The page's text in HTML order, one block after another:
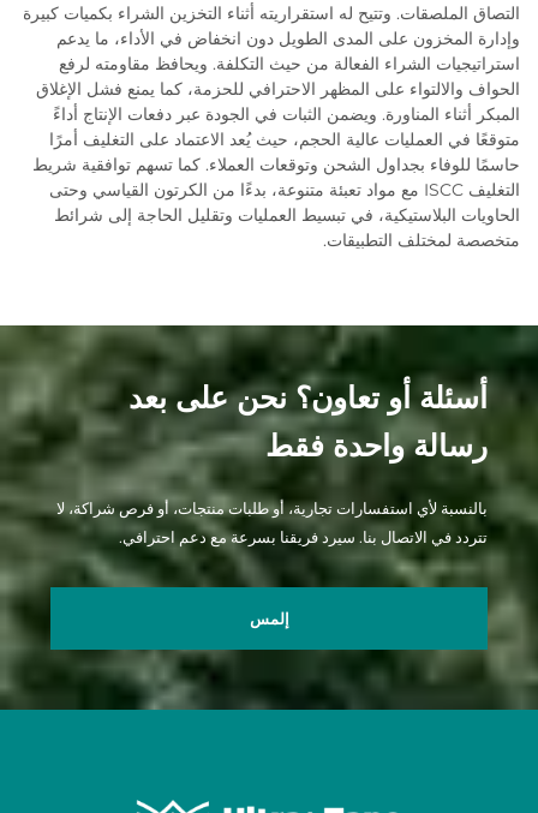
التصاق الملصقات. وتتيح له استقراريته أثناء التخزين الشراء بكميات كبيرة
وإدارة المخزون على المدى الطويل دون انخفاض في الأداء، ما يدعم
استراتيجيات الشراء الفعالة من حيث التكلفة. ويحافظ مقاومته لرفع
الحواف والالتواء على المظهر الاحترافي للحزمة، كما يمنع فشل الإغلاق
المبكر أثناء المناورة. ويضمن الثبات في الجودة عبر دفعات الإنتاج أداءً
متوقعًا في العمليات عالية الحجم، حيث يُعد الاعتماد على التغليف أمرًا
حاسمًا للوفاء بجداول الشحن وتوقعات العملاء. كما تسهم توافقية شريط
التغليف ISCC مع مواد تعبئة متنوعة، بدءًا من الكرتون القياسي وحتى
الحاويات البلاستيكية، في تبسيط العمليات وتقليل الحاجة إلى شرائط
متخصصة لمختلف التطبيقات.
أسئلة أو تعاون؟ نحن على بعد
رسالة واحدة فقط
بالنسبة لأي استفسارات تجارية، أو طلبات منتجات، أو فرص شراكة، لا
تتردد في الاتصال بنا. سيرد فريقنا بسرعة مع دعم احترافي.
إلمس